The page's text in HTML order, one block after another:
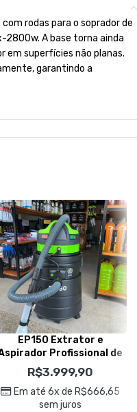
rodas para o soprador de
A base torna ainda
em superfícies não planas.
garantindo a
EP150 Extrator e
Profissional de
Pó/Líquidos 50L 220v –
IPC Brasil
R$3.999,90
Em até 6x de R$666,65
sem juros